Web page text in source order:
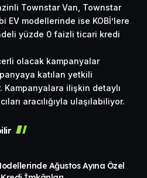
Townstar Van, Townstar
EV modellerinde ise KOBİ’lere
yüzde 0 faizli ticari kredi
olacak kampanyalar
katılan yetkili
Kampanyalara ilişkin detaylı
aracılığıyla ulaşılabiliyor.
Ağustos Ayına Özel